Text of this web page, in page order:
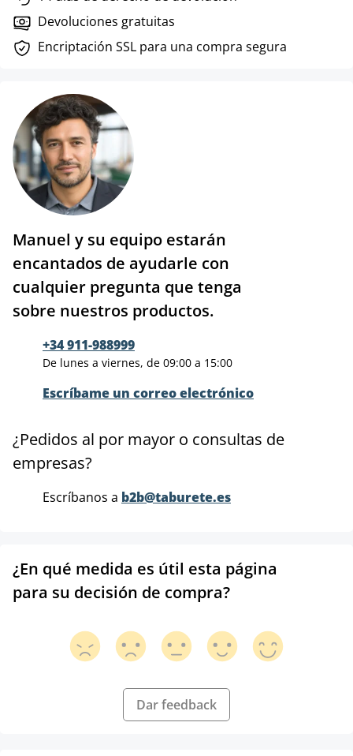
Devoluciones gratuitas
Encriptación SSL para una compra segura
Manuel y su equipo estarán
encantados de ayudarle con
cualquier pregunta que tenga
sobre nuestros productos.
+34 911-988999
De lunes a viernes, de 09:00 a 15:00
Escríbame un correo electrónico
¿Pedidos al por mayor o consultas de
empresas?
Escríbanos a b2b@taburete.es
¿En qué medida es útil esta página
para su decisión de compra?
Dar feedback